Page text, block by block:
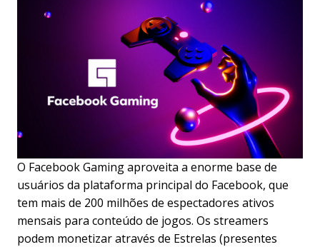
O Facebook Gaming aproveita a enorme base de
usuários da plataforma principal do Facebook, que
tem mais de 200 milhões de espectadores ativos
mensais para conteúdo de jogos. Os streamers
podem monetizar através de Estrelas (presentes